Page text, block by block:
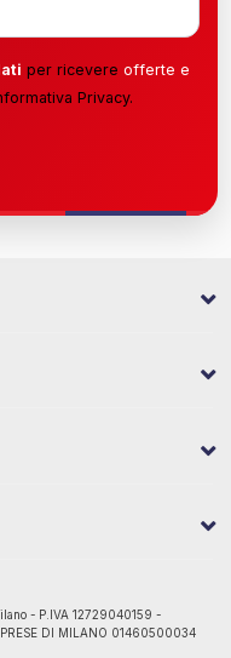
per ricevere offerte e
Privacy.
- P.IVA 12729040159 -
DI MILANO 01460500034